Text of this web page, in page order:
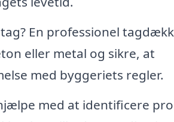
En professionel
eller metal og sikre, at
med byggeriets regler.
med at identificere